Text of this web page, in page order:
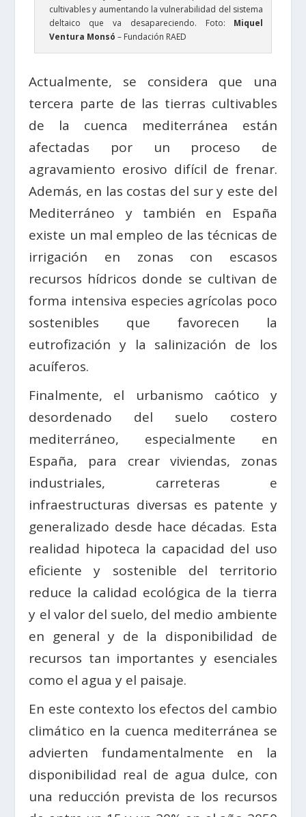
cultivables y aumentando la vulnerabilidad del sistema
deltaico que va desapareciendo. Foto: Miquel
Ventura Monsó – Fundación RAED
Actualmente, se considera que una
tercera parte de las tierras cultivables
de la cuenca mediterránea están
afectadas por un proceso de
agravamiento erosivo difícil de frenar.
Además, en las costas del sur y este del
Mediterráneo y también en España
existe un mal empleo de las técnicas de
irrigación en zonas con escasos
recursos hídricos donde se cultivan de
forma intensiva especies agrícolas poco
sostenibles que favorecen la
eutrofización y la salinización de los
acuíferos.
Finalmente, el urbanismo caótico y
desordenado del suelo costero
mediterráneo, especialmente en
España, para crear viviendas, zonas
industriales, carreteras e
infraestructuras diversas es patente y
generalizado desde hace décadas. Esta
realidad hipoteca la capacidad del uso
eficiente y sostenible del territorio
reduce la calidad ecológica de la tierra
y el valor del suelo, del medio ambiente
en general y de la disponibilidad de
recursos tan importantes y esenciales
como el agua y el paisaje.
En este contexto los efectos del cambio
climático en la cuenca mediterránea se
advierten fundamentalmente en la
disponibilidad real de agua dulce, con
una reducción prevista de los recursos